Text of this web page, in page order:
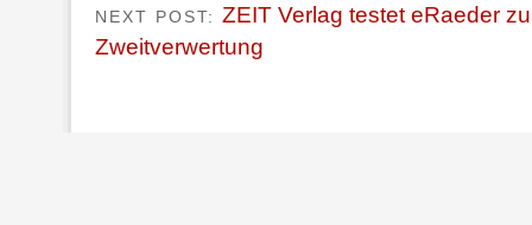
NEXT POST: ZEIT Verlag testet eRaeder
Zweitverwertung